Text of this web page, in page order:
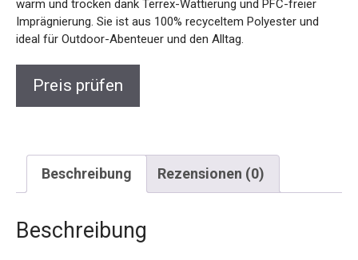
Imprägnierung. Sie ist aus 100% recyceltem Polyester und
ideal für Outdoor-Abenteuer und den Alltag.
Beschreibung Rezensionen (0)
Beschreibung